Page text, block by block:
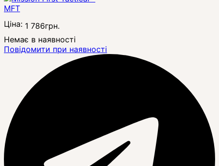
Ціна: 1 786грн.
Немає в наявності
Повідомити при наявності